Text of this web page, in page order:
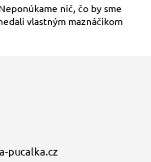
Neponúkame nič, čo by sme
vlastným maznáčikom
pucalka.cz